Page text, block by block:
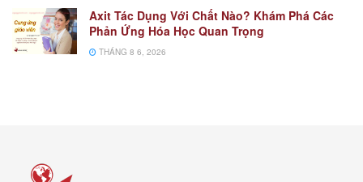
Axit Tác Dụng Với Chất Nào? Khám Phá Các
Phản Ứng Hóa Học Quan Trọng
THÁNG 8 6, 2026